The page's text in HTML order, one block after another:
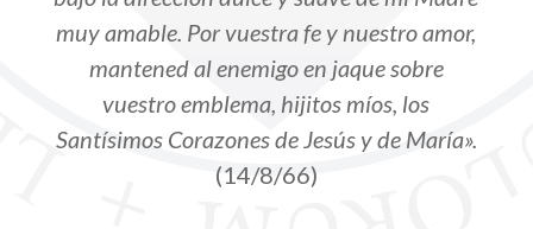
muy amable. Por vuestra fe y nuestro amor,
mantened al enemigo en jaque sobre
vuestro emblema, hijitos míos, los
Santísimos Corazones de Jesús y de María».
(14/8/66)